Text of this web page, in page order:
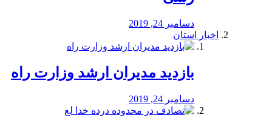
دسامبر 24, 2019
اخبار استان
بازدید مدیران ارشد وزارت راه
دسامبر 24, 2019